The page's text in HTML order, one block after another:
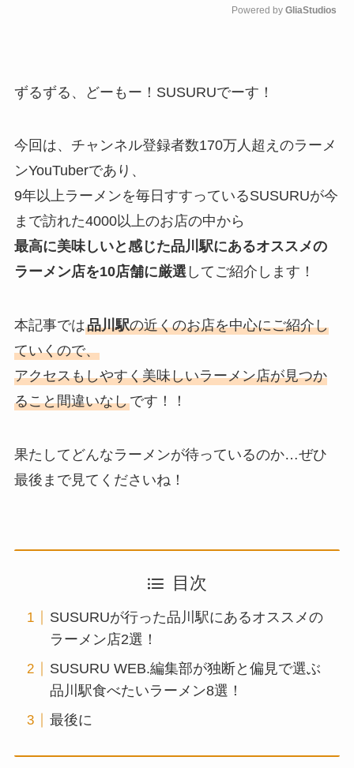
Powered by GliaStudios
ずるずる、どーもー！SUSURUでーす！
今回は、チャンネル登録者数170万人超えのラーメ
ンYouTuberであり、
9年以上ラーメンを毎日すすっているSUSURUが今
まで訪れた4000以上のお店の中から
最高に美味しいと感じた品川駅にあるオススメの
ラーメン店を10店舗に厳選してご紹介します！
本記事では品川駅の近くのお店を中心にご紹介し
ていくので、
アクセスもしやすく美味しいラーメン店が見つか
ること間違いなしです！！
果たしてどんなラーメンが待っているのか…ぜひ
最後まで見てくださいね！
目次
SUSURUが行った品川駅にあるオススメの
ラーメン店2選！
SUSURU WEB.編集部が独断と偏見で選ぶ
品川駅食べたいラーメン8選！
最後に